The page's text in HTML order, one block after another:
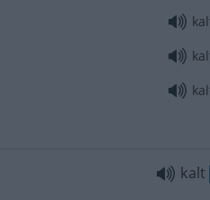
kalt